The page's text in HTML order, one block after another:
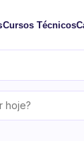
Cursos Técnicos